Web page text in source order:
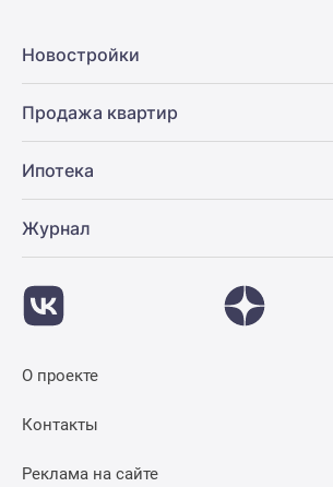
Новостройки
Продажа квартир
Ипотека
Журнал
О проекте
Контакты
Реклама на сайте